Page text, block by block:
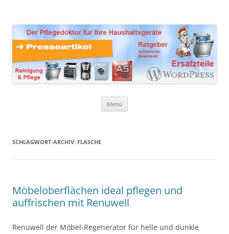
Haushaltsgeräte
Reinigungsprodukte und Pflegemittel
Menü
SCHLAGWORT-ARCHIV: FLASCHE
Möbeloberflächen ideal pflegen und
auffrischen mit Renuwell
Renuwell der Möbel-Regenerator für helle und dunkle